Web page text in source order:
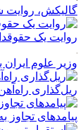
گالیکش، روایت
روایت یک
وزیر علوم
ریل‌گذاری
پیامدهای تجاوز به ایران؛ زیان حدود